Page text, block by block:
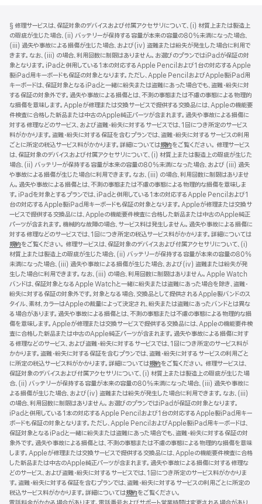
ッ
タ
ー
注
§ 修理サービスは、保証対象のデバイスおよび付属アクセサリについて、(i) 材質上または製造上
の瑕疵が生じた場合、(ii) バッテリーが保持する容量が本来の容量の80%未満になった場合、
(iii) 過失や事故による損傷が生じた場合、および(iv) 盗難または紛失が発生した場合に利用で
きます。なお、(iii) の場合、利用回数に制限はありません。お選びのプランではiPadが保証の対
象となります。iPadと併用している1本の対応するApple Pencilおよび1台の対応するApple
製iPad用キーボードも保証の対象となります。ただし、Apple PencilおよびApple製iPad用
キーボードは、保証対象となるiPadと一緒に紛失または盗難にあった場合でも、盗難・紛失に対
する保証の対象外です。過失や事故による損傷とは、不測の事態または不慮の事態による物理的
な損傷を意味します。Appleが修理または交換サービスで提供する交換品には、Appleの機能要
件検査に合格した新品または中古のApple純正パーツが含まれます。過失や事故による損傷に
対する修理などのサービス、および盗難・紛失に対するサービスでは、1回につき所定のサービス
料がかかります。盗難・紛失に対する保証を含むプランでは、盗難・紛失に対するサービスの利用
ごとに所定の税込サービス料がかかります。詳細については規約（新
規
ウ
イ
ン
ド
ウ
で
開
き
ま
す）
をご覧ください。 修理サービス
は、保証対象のデバイスおよび付属アクセサリについて、(i) 材質上または製造上の瑕疵が生じた
場合、(ii) バッテリーが保持する容量が本来の容量の80%未満になった場合、および (iii) 過失
や事故による損傷が生じた場合に利用できます。なお、(iii) の場合、利用回数に制限はありませ
ん。過失や事故による損傷とは、不測の事態または不慮の事態による物理的な損傷を意味しま
す。iPadを対象とするプランでは、iPadと併用している1本の対応するApple Pencilおよび1
台の対応するApple製iPad用キーボードも保証の対象となります。Appleが修理または交換サ
ービスで提供する交換品には、Appleの機能要件検査に合格した新品または中古のApple純正
パーツが含まれます。機械的な故障の場合、サービス料は発生しません。過失や事故による損傷に
対する修理などのサービスでは、1回につき所定の税込サービス料がかかります。詳細については
規約（新
規
ウ
イ
ン
ド
ウ
で
開
き
ま
す）
をご覧ください。 修理サービスは、保証対象のデバイスおよび付属アクセサリについて、(i)
材質上または製造上の瑕疵が生じた場合、(ii) バッテリーが保持する容量が本来の容量の80%
未満になった場合、(iii) 過失や事故による損傷が生じた場合、および(iv) 盗難または紛失が発
生した場合に利用できます。なお、(iii) の場合、利用回数に制限はありません。Apple Watch
バンドは、保証対象となるApple Watchと一緒に紛失または盗難にあった場合を除き、盗難・
紛失に対する保証の対象外です。対象となる場合、交換品として提供されるApple製バンドのス
タイル、素材、カラーはAppleの裁量によって決定され、紛失または盗難にあったバンドとは異な
る場合があります。過失や事故による損傷とは、不測の事態または不慮の事態による物理的な損
傷を意味します。Appleが修理または交換サービスで提供する交換品には、Appleの機能要件検
査に合格した新品または中古のApple純正パーツが含まれます。過失や事故による損傷に対す
る修理などのサービス、および盗難・紛失に対するサービスでは、1回につき所定のサービス料が
かかります。盗難・紛失に対する保証を含むプランでは、盗難・紛失に対するサービスの利用ごと
に所定の税込サービス料がかかります。詳細については規約（新
規
ウ
イ
ン
ド
ウ
で
開
き
ま
す）
をご覧ください。 修理サービスは、
保証対象のデバイスおよび付属アクセサリについて、(i) 材質上または製造上の瑕疵が生じた場
合、(ii) バッテリーが保持する容量が本来の容量の80%未満になった場合、(iii) 過失や事故に
よる損傷が生じた場合、および(iv) 盗難または紛失が発生した場合に利用できます。なお、(iii)
の場合、利用回数に制限はありません。お選びのプランではiPadが保証の対象となります。
iPadと併用している1本の対応するApple Pencilおよび1台の対応するApple製iPad用キー
ボードも保証の対象となります。ただし、Apple PencilおよびApple製iPad用キーボードは、
保証対象となるiPadと一緒に紛失または盗難にあった場合でも、盗難・紛失に対する保証の対
象外です。過失や事故による損傷とは、不測の事態または不慮の事態による物理的な損傷を意味
します。Appleが修理または交換サービスで提供する交換品には、Appleの機能要件検査に合格
した新品または中古のApple純正パーツが含まれます。過失や事故による損傷に対する修理な
どのサービス、および盗難・紛失に対するサービスでは、1回につき所定のサービス料がかかりま
す。盗難・紛失に対する保証を含むプランでは、盗難・紛失に対するサービスの利用ごとに所定の
税込サービス料がかかります。詳細については規約（新
をご覧ください。